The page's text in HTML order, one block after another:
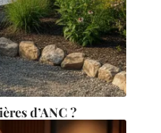
d’ANC ?